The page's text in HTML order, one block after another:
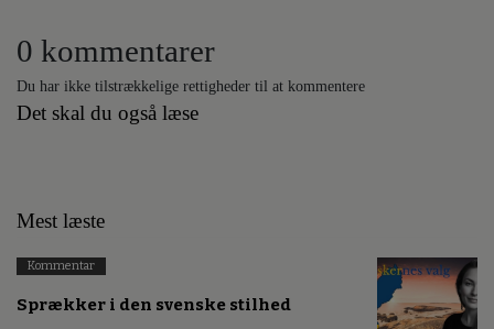
0 kommentarer
Du har ikke tilstrækkelige rettigheder til at kommentere
Det skal du også læse
Mest læste
Kommentar
Sprækker i den svenske stilhed